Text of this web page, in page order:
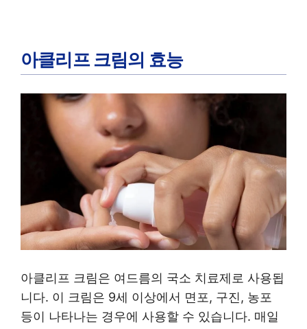
아클리프 크림의 효능
아클리프 크림은 여드름의 국소 치료제로 사용됩
니다. 이 크림은 9세 이상에서 면포, 구진, 농포
등이 나타나는 경우에 사용할 수 있습니다. 매일